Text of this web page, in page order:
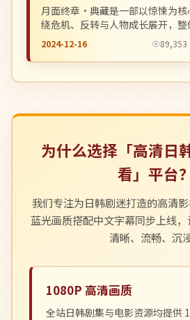
月面终章·典藏是一部以惊悚为核
绕危机、反转与人物成长展开，
推荐观看。
2024-12-16 89,353
为什么选择「高清日
看」平台？
我们专注为日韩剧迷打造的高清
蓝光画质搭配中文字幕同步上线
清晰、流畅、沉浸
1080P 高清画质
全站日韩剧集与电影资源均提供